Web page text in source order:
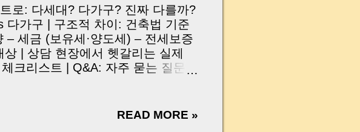
로: 다세대? 다가구? 진짜 다를까?
다가구 | 구조적 차이: 건축법 기준
세금 (보유세·양도세) – 전세보증
상 | 상담 현장에서 헷갈리는 실제
크리스트 | Q&A: 자주 묻는 질문
. 겉보기엔 비슷하게 생겼고, 전세
READ MORE »